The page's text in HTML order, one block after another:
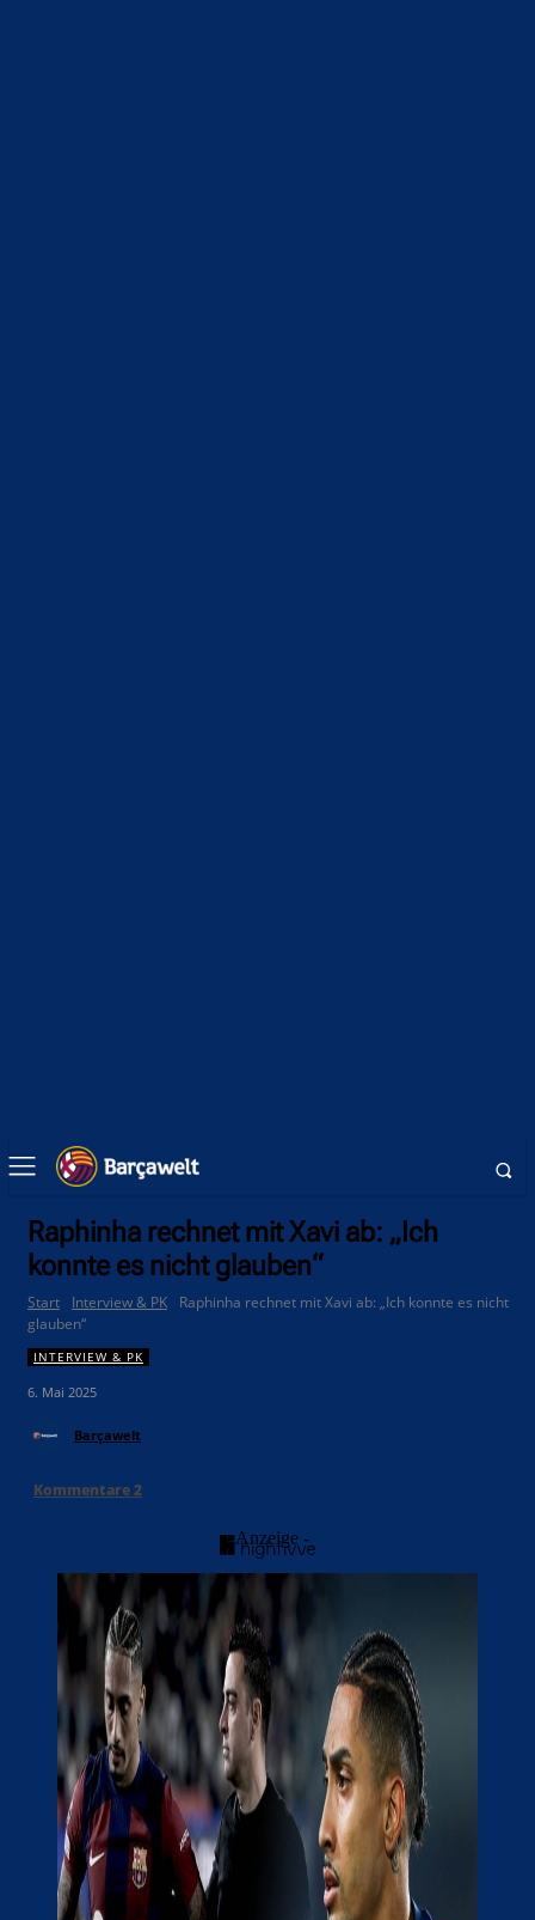
Raphinha rechnet mit Xavi ab: „Ich
konnte es nicht glauben“
Start Interview & PK
Raphinha rechnet mit Xavi ab: „Ich konnte es nicht
glauben“
INTERVIEW & PK
6. Mai 2025
Barçawelt
Kommentare2
- Anzeige -